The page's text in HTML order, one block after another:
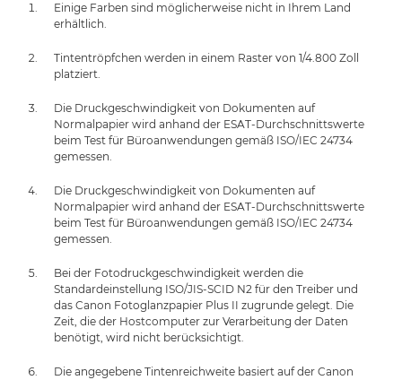
Einige Farben sind möglicherweise nicht in Ihrem Land
erhältlich.
Tintentröpfchen werden in einem Raster von 1/4.800 Zoll
platziert.
Die Druckgeschwindigkeit von Dokumenten auf
Normalpapier wird anhand der ESAT-Durchschnittswerte
beim Test für Büroanwendungen gemäß ISO/IEC 24734
gemessen.
Die Druckgeschwindigkeit von Dokumenten auf
Normalpapier wird anhand der ESAT-Durchschnittswerte
beim Test für Büroanwendungen gemäß ISO/IEC 24734
gemessen.
Bei der Fotodruckgeschwindigkeit werden die
Standardeinstellung ISO/JIS-SCID N2 für den Treiber und
das Canon Fotoglanzpapier Plus II zugrunde gelegt. Die
Zeit, die der Hostcomputer zur Verarbeitung der Daten
benötigt, wird nicht berücksichtigt.
Die angegebene Tintenreichweite basiert auf der Canon